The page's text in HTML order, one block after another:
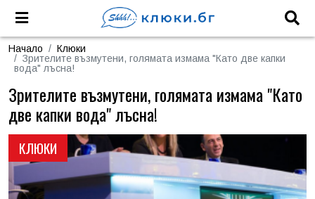
Начало
Клюки
Зрителите възмутени, голямата измама "Като две капки
вода" лъсна!
КЛЮКИ
Зрителите възмутени, голямата измама "Като
две капки вода" лъсна!